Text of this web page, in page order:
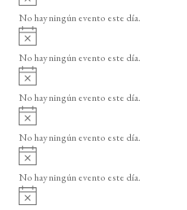
o
v
i
o
No hay ningún evento este día.
A
v
i
o
No hay ningún evento este día.
A
v
i
o
No hay ningún evento este día.
A
v
i
o
No hay ningún evento este día.
A
v
i
No hay ningún evento este día.
A